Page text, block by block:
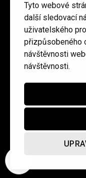
Tyto webové
další sledovací
uživatelského
přizpůsobeného
návštěvnosti
návštěvnosti.
Ochrana osobních